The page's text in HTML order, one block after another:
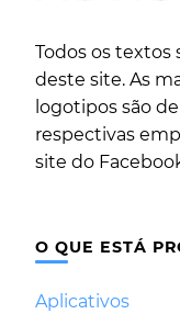
Todos os textos
deste site. As
logotipos são
respectivas
site do
O QUE ESTÁ
Aplicativos